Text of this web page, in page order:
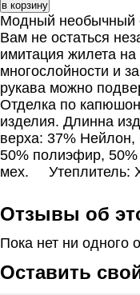
Модный необычный
Вам не остаться
имитация жилета
многослойности и
рукава можно
Отделка по
изделия. Длинна
верха: 37% Нейлон,
50% полиэфир, 50%
мех. Утеплитель:
Отзывы об
Пока нет ни одного
Оставить